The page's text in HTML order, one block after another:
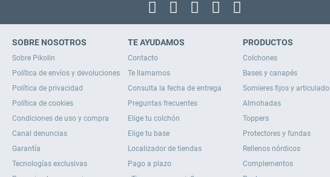
SOBRE NOSOTROS
Sobre Pikolin
Política de envíos y devoluciones
Política de privacidad
Política de cookies
Condiciones de uso y compra
Canal denuncias
Garantía
Tecnologías exclusivas
TE AYUDAMOS
Contacto
Te llamamos
Consulta la fecha de entrega
Preguntas frecuentes
Elige tu colchón
Elige tu base
Localizador de tiendas
Pago a plazo
PRODUCTOS
Colchones
Bases y canapés
Somieres fijos y
Almohadas
Toppers
Protectores y fundas
Rellenos nórdicos
Complementos